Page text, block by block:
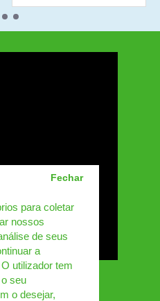
para coletar
nossos
de seus
a
utilizador tem
seu
o desejar,
Fechar